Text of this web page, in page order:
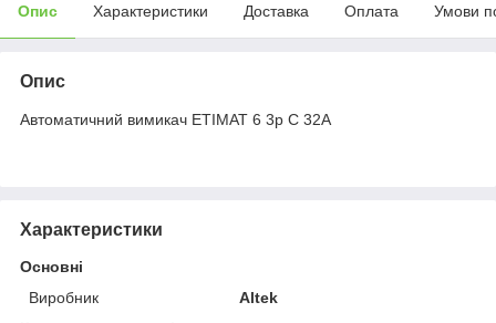
Опис Характеристики Доставка Оплата Умови
Опис
Автоматичний вимикач ETIMAT 6 3p C 32А
Характеристики
Основні
Виробник
Altek